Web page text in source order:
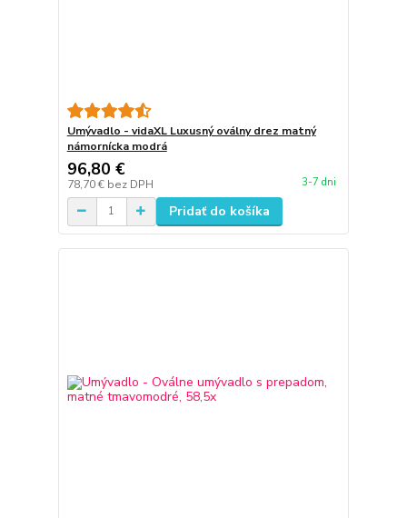
Umývadlo - vidaXL Luxusný oválny drez matný
námornícka modrá
96,80 €
78,70 € bez DPH 3-7 dni
Pridať do košíka